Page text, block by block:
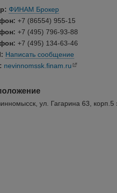
ФИНАМ Брокер
+7 (86554) 955-15
+7 (495) 796-93-88
+7 (495) 134-63-46
Написать сообщение
nevinnomssk.finam.ru
ул. Гагарина 63,